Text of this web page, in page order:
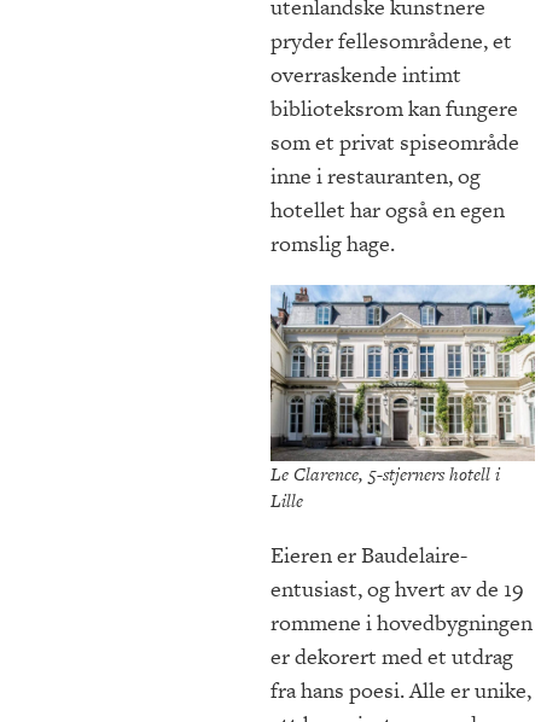
utenlandske kunstnere
pryder fellesområdene, et
overraskende intimt
biblioteksrom kan fungere
som et privat spiseområde
inne i restauranten, og
hotellet har også en egen
romslig hage.
Le Clarence, 5-stjerners hotell i
Lille
Eieren er Baudelaire-
entusiast, og hvert av de 19
rommene i hovedbygningen
er dekorert med et utdrag
fra hans poesi. Alle er unike,